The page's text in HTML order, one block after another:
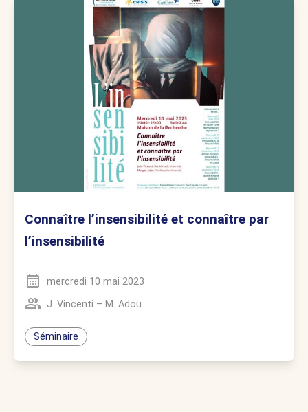
Connaître l’insensibilité et connaître par
l’insensibilité
mercredi 10 mai 2023
J. Vincenti – M. Adou
Séminaire